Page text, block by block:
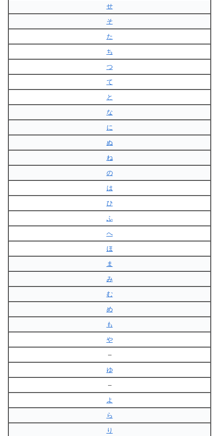
せ
そ
た
ち
つ
て
と
な
に
ぬ
ね
の
は
ひ
ふ
へ
ほ
ま
み
む
め
も
や
–
ゆ
–
よ
ら
り